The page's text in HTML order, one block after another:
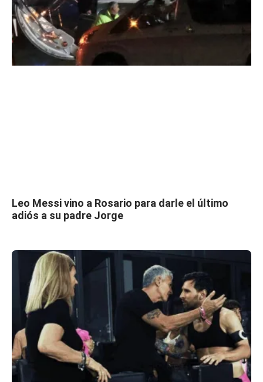
Leo Messi vino a Rosario para darle el último
adiós a su padre Jorge